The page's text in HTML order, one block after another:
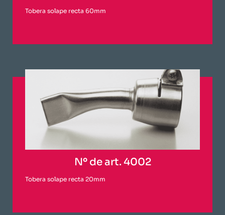
Tobera solape recta 60mm
Nº de art. 4002
Tobera solape recta 20mm